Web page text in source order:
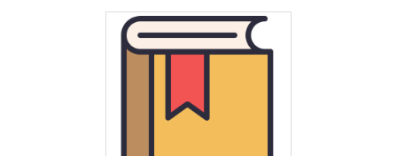
Besala, Jerzy
Tajemnice historii : Polska, Europa, świat : fascynujące zagadki
dziejów